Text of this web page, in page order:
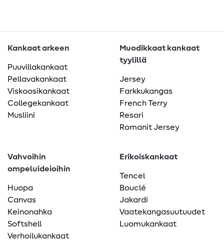
Kankaat arkeen
Puuvillakankaat
Pellavakankaat
Viskoosikankaat
Collegekankaat
Musliini
Muodikkaat kankaat
tyylillä
Jersey
Farkkukangas
French Terry
Resori
Romanit Jersey
Vahvoihin
ompeluideioihin
Huopa
Canvas
Keinonahka
Softshell
Verhoilukankaat
Erikoiskankaat
Tencel
Bouclé
Jakardi
Vaatekangasuutuudet
Luomukankaat